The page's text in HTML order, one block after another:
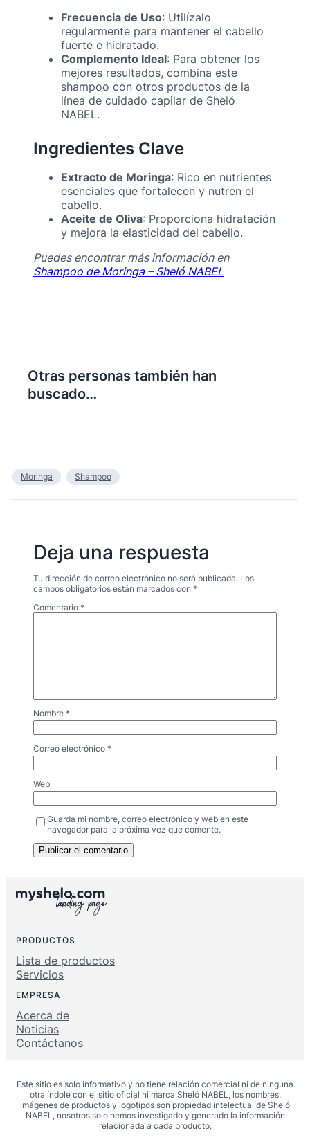
Frecuencia de Uso: Utilízalo
regularmente para mantener el cabello
fuerte e hidratado.
Complemento Ideal: Para obtener los
mejores resultados, combina este
shampoo con otros productos de la
línea de cuidado capilar de Sheló
NABEL.
Ingredientes Clave
Extracto de Moringa: Rico en nutrientes
esenciales que fortalecen y nutren el
cabello.
Aceite de Oliva: Proporciona hidratación
y mejora la elasticidad del cabello.
Puedes encontrar más información en
Shampoo de Moringa – Sheló NABEL
Otras personas también han
buscado…
Moringa Shampoo
Deja una respuesta
Tu dirección de correo electrónico no será publicada. Los
campos obligatorios están marcados con *
Comentario *
Nombre *
Correo electrónico *
Web
Guarda mi nombre, correo electrónico y web en este
navegador para la próxima vez que comente.
PRODUCTOS
Lista de productos
Servicios
EMPRESA
Acerca de
Noticias
Contáctanos
Este sitio es solo informativo y no tiene relación comercial ni de ninguna
otra índole con el sitio oficial ni marca Sheló NABEL, los nombres,
imágenes de productos y logotipos son propiedad intelectual de Sheló
NABEL, nosotros solo hemos investigado y generado la información
relacionada a cada producto.